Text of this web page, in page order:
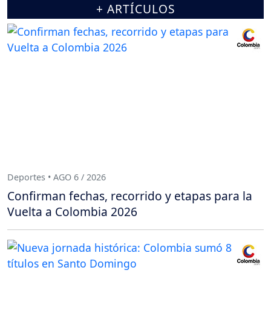
+ ARTÍCULOS
Deportes • AGO 6 / 2026
Confirman fechas, recorrido y etapas para la
Vuelta a Colombia 2026